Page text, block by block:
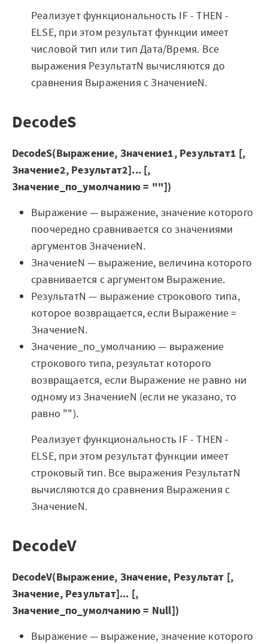
Реализует функциональность IF - THEN -
ELSE, при этом результат функции имеет
числовой тип или тип Дата/Время. Все
выражения РезультатN вычисляются до
сравнения Выражения с ЗначениеN.
DecodeS
DecodeS(Выражение, Значение1, Результат1 [,
Значение2, Результат2]... [,
Значение_по_умолчанию = ""])
Выражение — выражение, значение которого
поочередно сравнивается со значениями
аргументов ЗначениеN.
ЗначениеN — выражение, величина которого
сравнивается с аргументом Выражение.
РезультатN — выражение строкового типа,
которое возвращается, если Выражение =
ЗначениеN.
Значение_по_умолчанию — выражение
строкового типа, результат которого
возвращается, если Выражение не равно ни
одному из ЗначениеN (если не указано, то
равно "").
Реализует функциональность IF - THEN -
ELSE, при этом результат функции имеет
строковый тип. Все выражения РезультатN
вычисляются до сравнения Выражения с
ЗначениеN.
DecodeV
DecodeV(Выражение, Значение, Результат [,
Значение, Результат]... [,
Значение_по_умолчанию = Null])
Выражение — выражение, значение которого